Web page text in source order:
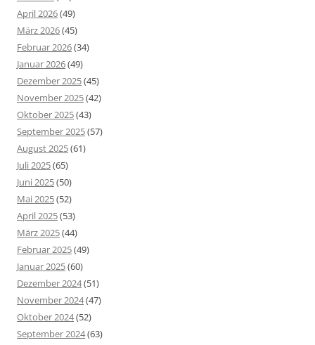
April 2026(49)
März 2026(45)
Februar 2026(34)
Januar 2026(49)
Dezember 2025(45)
November 2025(42)
Oktober 2025(43)
September 2025(57)
August 2025(61)
Juli 2025(65)
Juni 2025(50)
Mai 2025(52)
April 2025(53)
März 2025(44)
Februar 2025(49)
Januar 2025(60)
Dezember 2024(51)
November 2024(47)
Oktober 2024(52)
September 2024(63)